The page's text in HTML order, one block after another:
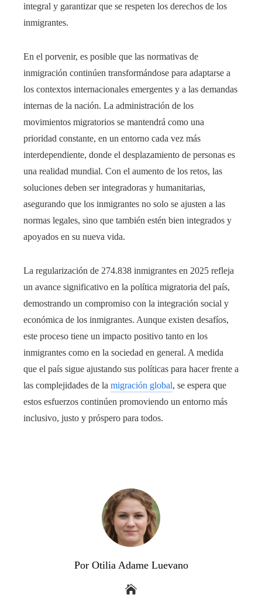
integral y garantizar que se respeten los derechos de los
inmigrantes.
En el porvenir, es posible que las normativas de
inmigración continúen transformándose para adaptarse a
los contextos internacionales emergentes y a las demandas
internas de la nación. La administración de los
movimientos migratorios se mantendrá como una
prioridad constante, en un entorno cada vez más
interdependiente, donde el desplazamiento de personas es
una realidad mundial. Con el aumento de los retos, las
soluciones deben ser integradoras y humanitarias,
asegurando que los inmigrantes no solo se ajusten a las
normas legales, sino que también estén bien integrados y
apoyados en su nueva vida.
La regularización de 274.838 inmigrantes en 2025 refleja
un avance significativo en la política migratoria del país,
demostrando un compromiso con la integración social y
económica de los inmigrantes. Aunque existen desafíos,
este proceso tiene un impacto positivo tanto en los
inmigrantes como en la sociedad en general. A medida
que el país sigue ajustando sus políticas para hacer frente a
las complejidades de la migración global, se espera que
estos esfuerzos continúen promoviendo un entorno más
inclusivo, justo y próspero para todos.
Por Otilia Adame Luevano